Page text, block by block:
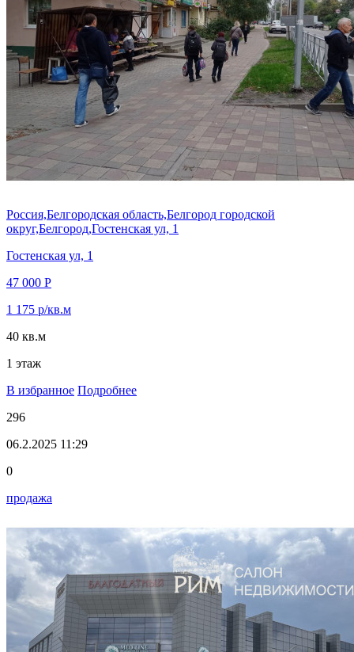
Россия,Белгородская область,Белгород городской
округ,Белгород,Гостенская ул, 1
Гостенская ул, 1
47 000 Р
1 175 р/кв.м
40 кв.м
1 этаж
В избранное Подробнее
296
06.2.2025 11:29
0
продажа